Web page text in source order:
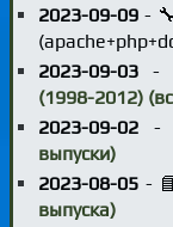
2023-09-09 -
2023-09-03 -
(1998-2012)
2023-09-02 -
выпуски)
2023-08-05 -
выпуска)